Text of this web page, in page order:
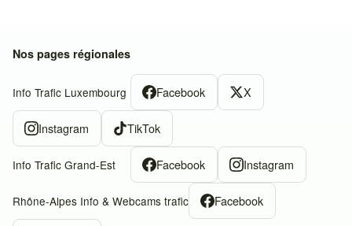
Nos pages régionales
Info Trafic Luxembourg Facebook X
Instagram TikTok
Info Trafic Grand-Est Facebook Instagram
Rhône-Alpes Info & Webcams trafic Facebook